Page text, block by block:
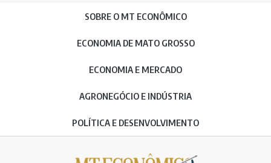
SOBRE O MT ECONÔMICO
ECONOMIA DE MATO GROSSO
ECONOMIA E MERCADO
AGRONEGÓCIO E INDÚSTRIA
POLÍTICA E DESENVOLVIMENTO